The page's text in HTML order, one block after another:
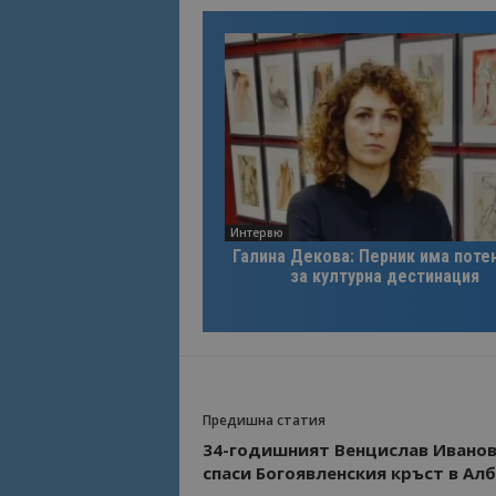
Интервю
Галина Декова: Перник има
за културна дестинация
Предишна статия
34-годишният Венцислав Иванов
спаси Богоявленския кръст в
is_visitor_unique
is_unique
_ga_B09EBBY8PY
_ga_WXPDN4HSCV
_ga_FK650GXHRZ
Име
sc_is_visitor_unique